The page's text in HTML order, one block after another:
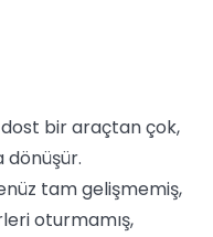
bir araçtan çok,
dönüşür.
tam gelişmemiş,
oturmamış,